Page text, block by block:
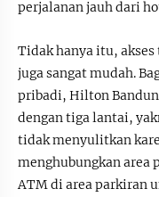
perjalanan jauh dari
Tidak hanya itu,
juga sangat mudah.
pribadi, Hilton
dengan tiga lantai,
tidak menyulitkan
menghubungkan area
ATM di area parkiran